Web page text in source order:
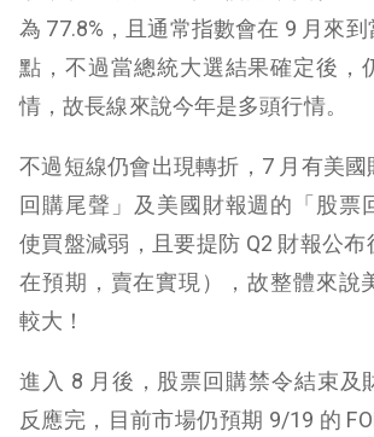
為 77.8%，且通常指數會在 9 月來
點，不過當總統大選結果確定後，
情，故長線來說今年是多頭行情。
不過短線仍會出現轉折，7 月有美
回購尾聲」及美國財報週的「股票
使買盤減弱，且要提防 Q2 財報公
在預期，賣在實現），故整體來說
較大！
進入 8 月後，股票回購禁令結束及
反應完，目前市場仍預期 9/19 的